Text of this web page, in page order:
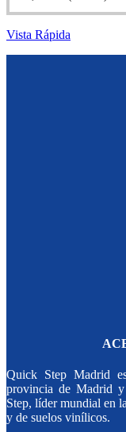
Vista Rápida
Quick Step Madrid
provincia de Madrid
Step, líder mundial en
y de suelos vinílicos.